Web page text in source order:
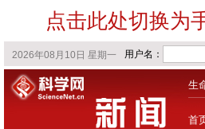
点击此处切换为
生
首